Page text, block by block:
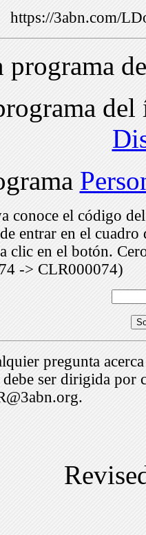
https://3abn.com/
programa
conoce el código
entrar en el
clic en el botón.
-> CLR000074)
pregunta
debe ser dirigida por